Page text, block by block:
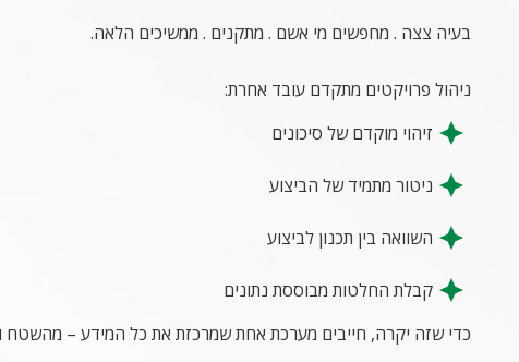
בעיה צצה . מחפשים מי אשם . מתקנים . ממשיכים הלאה.
ניהול פרויקטים מתקדם עובד אחרת:
זיהוי מוקדם של סיכונים
ניטור מתמיד של הביצוע
השוואה בין תכנון לביצוע
קבלת החלטות מבוססת נתונים
כדי שזה יקרה, חייבים מערכת אחת שמרכזת את כל המידע – מהשטח